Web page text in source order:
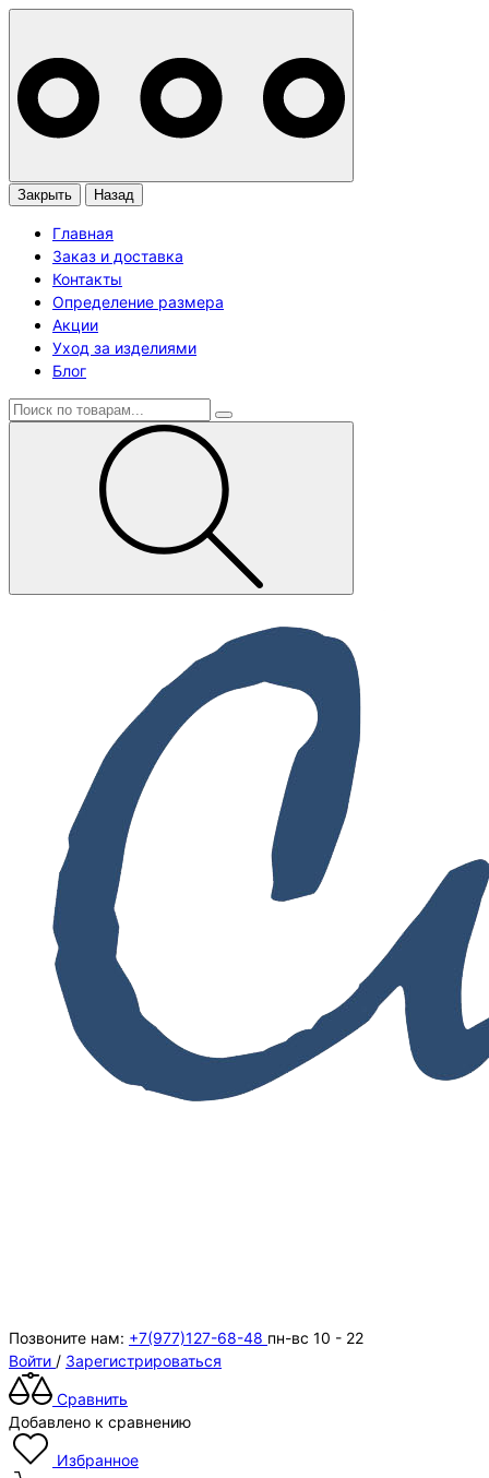
Закрыть Назад
Главная
Заказ и доставка
Контакты
Определение размера
Акции
Уход за изделиями
Блог
Позвоните нам: +7(977)127-68-48 пн-вс 10 - 22
Войти / Зарегистрироваться
Сравнить
Добавлено к сравнению
Избранное